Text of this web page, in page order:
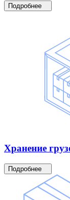
Подробнее
Хранение
Подробнее